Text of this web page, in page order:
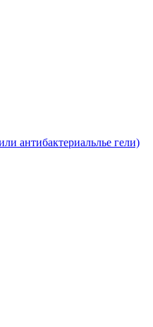
антибактериальлье гели)